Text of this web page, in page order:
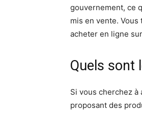
gouvernement, ce
mis en vente.
acheter en ligne
Quels sont
Si vous cherchez
proposant des